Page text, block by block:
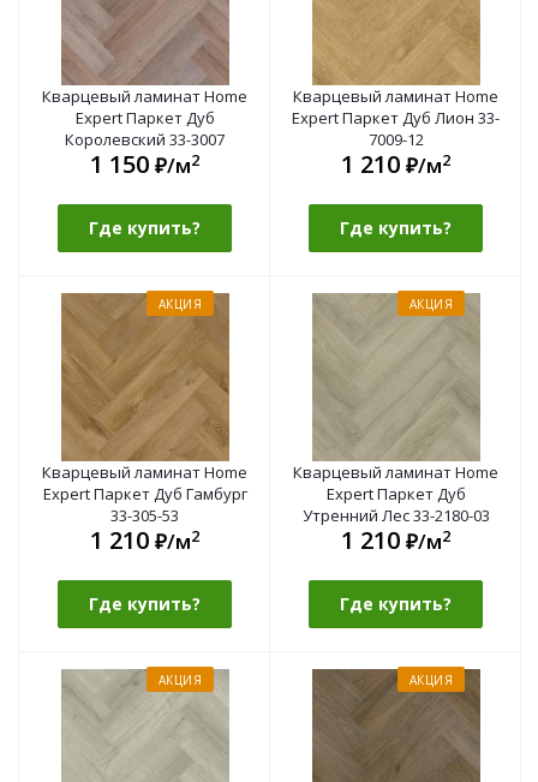
Кварцевый ламинат Home
Expert Паркет Дуб
Королевский 33-3007
1 150 ₽/м2
Где купить?
Кварцевый ламинат Home
Expert Паркет Дуб Лион 33-
7009-12
1 210 ₽/м2
Где купить?
АКЦИЯ
Кварцевый ламинат Home
Expert Паркет Дуб Гамбург
33-305-53
1 210 ₽/м2
Где купить?
АКЦИЯ
Кварцевый ламинат Home
Expert Паркет Дуб
Утренний Лес 33-2180-03
1 210 ₽/м2
Где купить?
АКЦИЯ АКЦИЯ